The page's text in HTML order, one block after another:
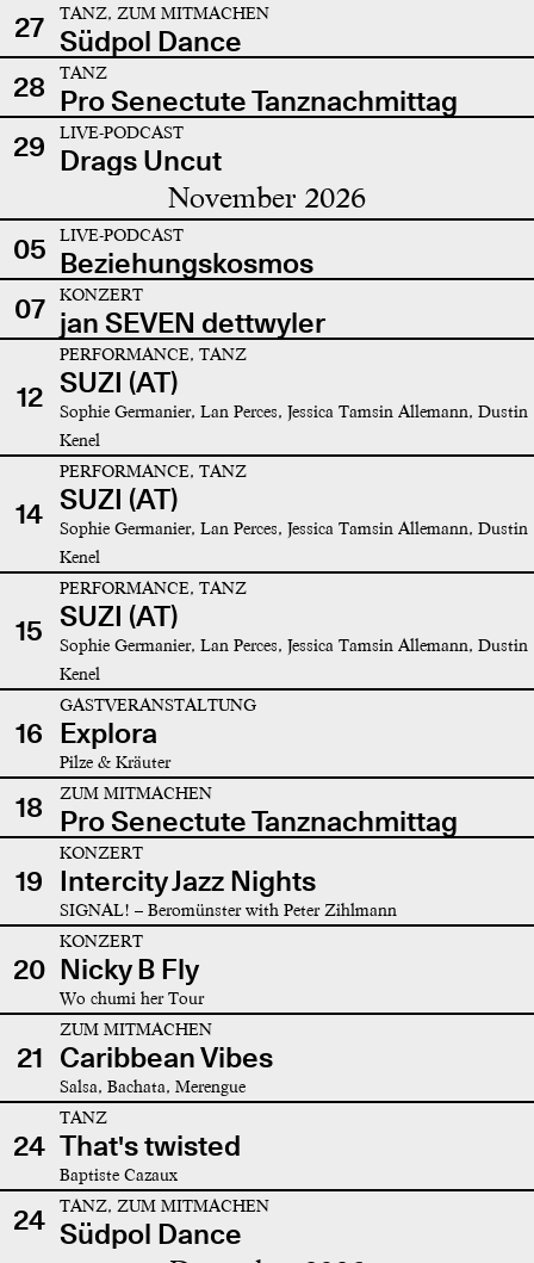
27 TANZ, ZUM MITMACHEN
Südpol Dance
28
TANZ
Pro Senectute Tanznachmittag
29
LIVE-PODCAST
Drags Uncut
November 2026
05 LIVE-PODCAST
Beziehungskosmos
07
KONZERT
jan SEVEN dettwyler
12
PERFORMANCE, TANZ
SUZI (AT)
Sophie Germanier, Lan Perces, Jessica Tamsin Allemann, Dustin
Kenel
14
PERFORMANCE, TANZ
SUZI (AT)
Sophie Germanier, Lan Perces, Jessica Tamsin Allemann, Dustin
Kenel
15
PERFORMANCE, TANZ
SUZI (AT)
Sophie Germanier, Lan Perces, Jessica Tamsin Allemann, Dustin
Kenel
16
GASTVERANSTALTUNG
Explora
Pilze & Kräuter
18 ZUM MITMACHEN
Pro Senectute Tanznachmittag
19
KONZERT
Intercity Jazz Nights
SIGNAL! – Beromünster with Peter Zihlmann
20
KONZERT
Nicky B Fly
Wo chumi her Tour
21
ZUM MITMACHEN
Caribbean Vibes
Salsa, Bachata, Merengue
24
TANZ
That's twisted
Baptiste Cazaux
24 TANZ, ZUM MITMACHEN
Südpol Dance